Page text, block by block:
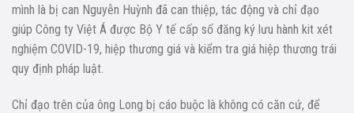
mình là bị can Nguyễn Huỳnh đã can thiệp, tác động và chỉ đạo
giúp Công ty Việt Á được Bộ Y tế cấp số đăng ký lưu hành kit xét
nghiệm COVID-19, hiệp thương giá và kiểm tra giá hiệp thương trái
quy định pháp luật.
Chỉ đạo trên của ông Long bị cáo buộc là không có căn cứ, để